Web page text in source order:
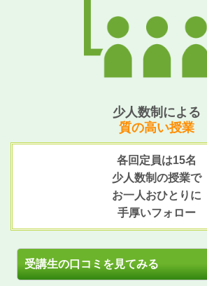
少人数制による
質の高い授業
各回定員は15名
少人数制の授業で
お一人おひとりに
手厚いフォロー
受講生の口コミを見てみる